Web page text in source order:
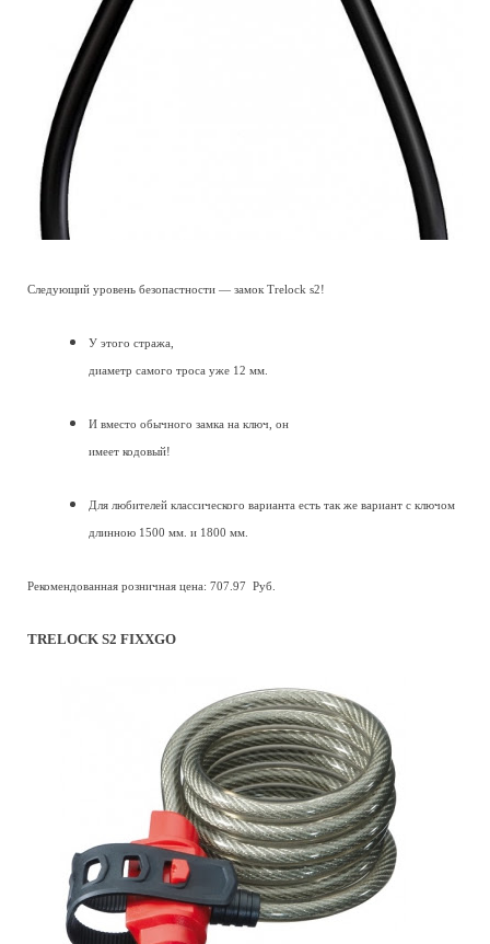
Следующий уровень безопастности — замок Trelock s2!
У этого стража,
диаметр самого троса уже 12 мм.
И вместо обычного замка на ключ, он
имеет кодовый!
Для любителей классического варианта есть так же вариант с ключом
длинною 1500 мм. и 1800 мм.
Рекомендованная розничная цена: 707.97 Руб.
TRELOCK S2 FIXXGO